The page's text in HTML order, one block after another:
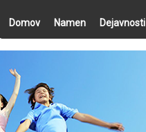
Domov Namen Dejavnosti